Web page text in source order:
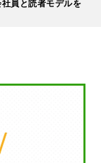
社員と読者モデルを